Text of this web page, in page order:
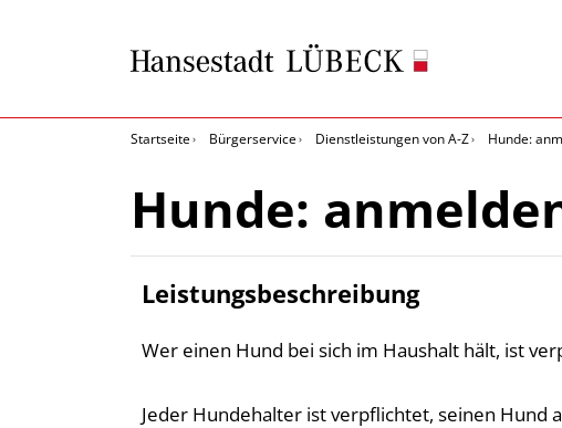
Startseite Bürgerservice Dienstleistungen von A-Z Hunde:
Hunde:
Leistungsbeschreibung
Wer einen Hund bei sich im Haushalt hält, ist
Jeder Hundehalter ist verpflichtet, seinen Hund